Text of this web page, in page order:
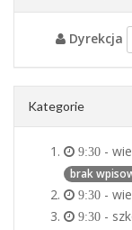
Dyrekcja
Kategorie
9:30 -
brak
9:30 -
9:30 -